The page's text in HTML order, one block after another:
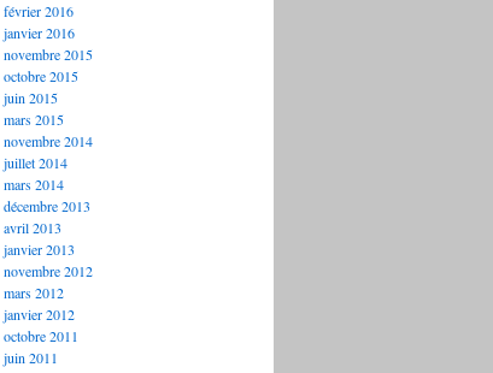
février 2016
janvier 2016
novembre 2015
octobre 2015
juin 2015
mars 2015
novembre 2014
juillet 2014
mars 2014
décembre 2013
avril 2013
janvier 2013
novembre 2012
mars 2012
janvier 2012
octobre 2011
juin 2011